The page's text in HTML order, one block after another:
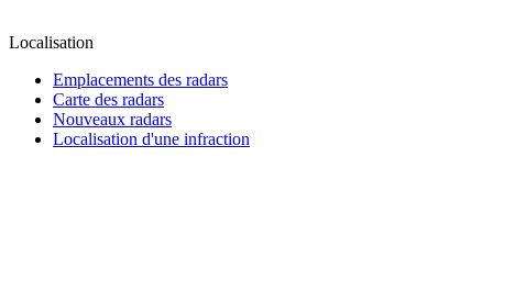
Localisation
Emplacements des radars
Carte des radars
Nouveaux radars
Localisation d'une infraction